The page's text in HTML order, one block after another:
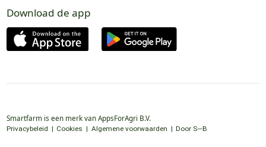
Download de app
Smartfarm is een merk van AppsForAgri B.V.
Privacybeleid Cookies Algemene voorwaarden Door S—B